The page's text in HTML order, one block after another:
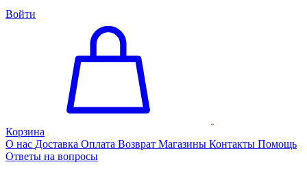
Войти
Корзина
О нас Доставка Оплата Возврат Магазины Контакты Помощь
Ответы на вопросы